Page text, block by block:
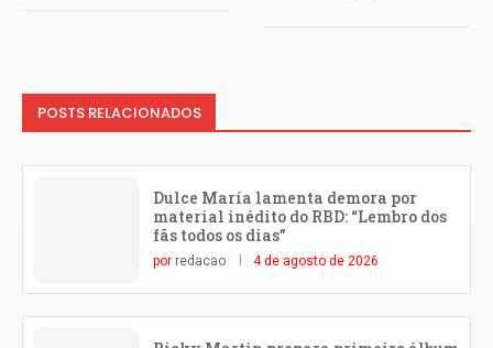
POSTS RELACIONADOS
Dulce María lamenta demora por
material inédito do RBD: “Lembro dos
fãs todos os dias”
por redacao 4 de agosto de 2026